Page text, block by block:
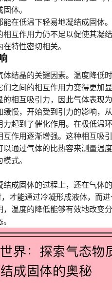
体。
在低温下轻易地凝结成固体
互作用力仍不足以促使其凝
特性密切相关。
结晶的关键因素。温度降低
之间的相互作用力变得更加
相互吸引力，因此气体表现
慢，开始受到引力的影响，
起到了催化作用。在极低温
作用逐渐增强。这种相互吸
通过气体的比热容来测量温
式。
成固体的过程上，还在气体
才能通过冷凝形成液体，而
温度的降低能够有效地改变